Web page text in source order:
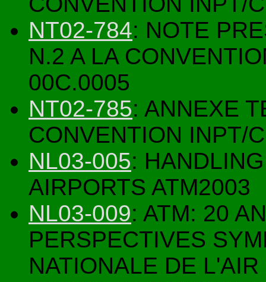
NT02-784: NOTE
N.2 A LA
00C.0005
NT02-785: ANNEXE
CONVENTION INPT/
NL03-005:
AIRPORTS ATM2003
NL03-009: ATM: 20
PERSPECTIVES
NATIONALE DE